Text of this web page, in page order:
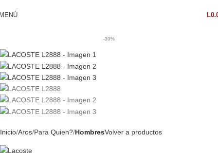
L
-30%
Inicio Aros Para Quien? HombresVolver a productos